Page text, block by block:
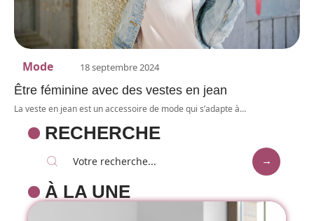
Mode 18 septembre 2024
Être féminine avec des vestes en jean
La veste en jean est un accessoire de mode qui s’adapte à…
RECHERCHE
À LA UNE